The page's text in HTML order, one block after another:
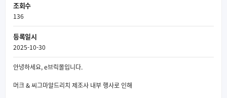
조회수
136
등록일시
2025-10-30
안녕하세요, e브릭몰입니다.
머크 & 씨그마알드리치 제조사 내부 행사로 인해